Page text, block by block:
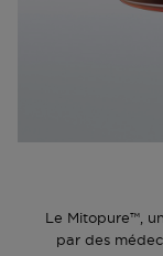
Le Mitopure™,
par des